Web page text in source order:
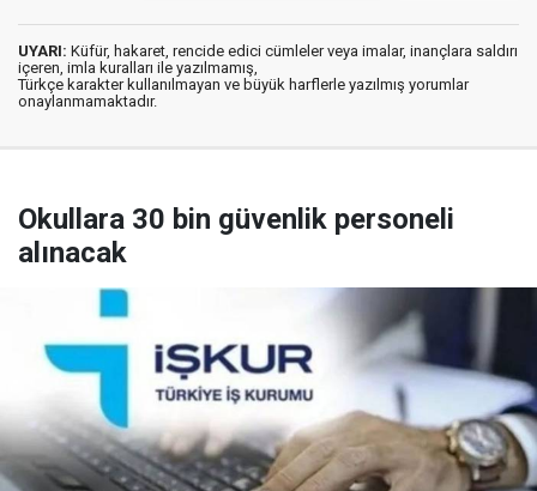
UYARI: Küfür, hakaret, rencide edici cümleler veya imalar, inançlara saldırı
içeren, imla kuralları ile yazılmamış,
Türkçe karakter kullanılmayan ve büyük harflerle yazılmış yorumlar
onaylanmamaktadır.
Okullara 30 bin güvenlik personeli
alınacak